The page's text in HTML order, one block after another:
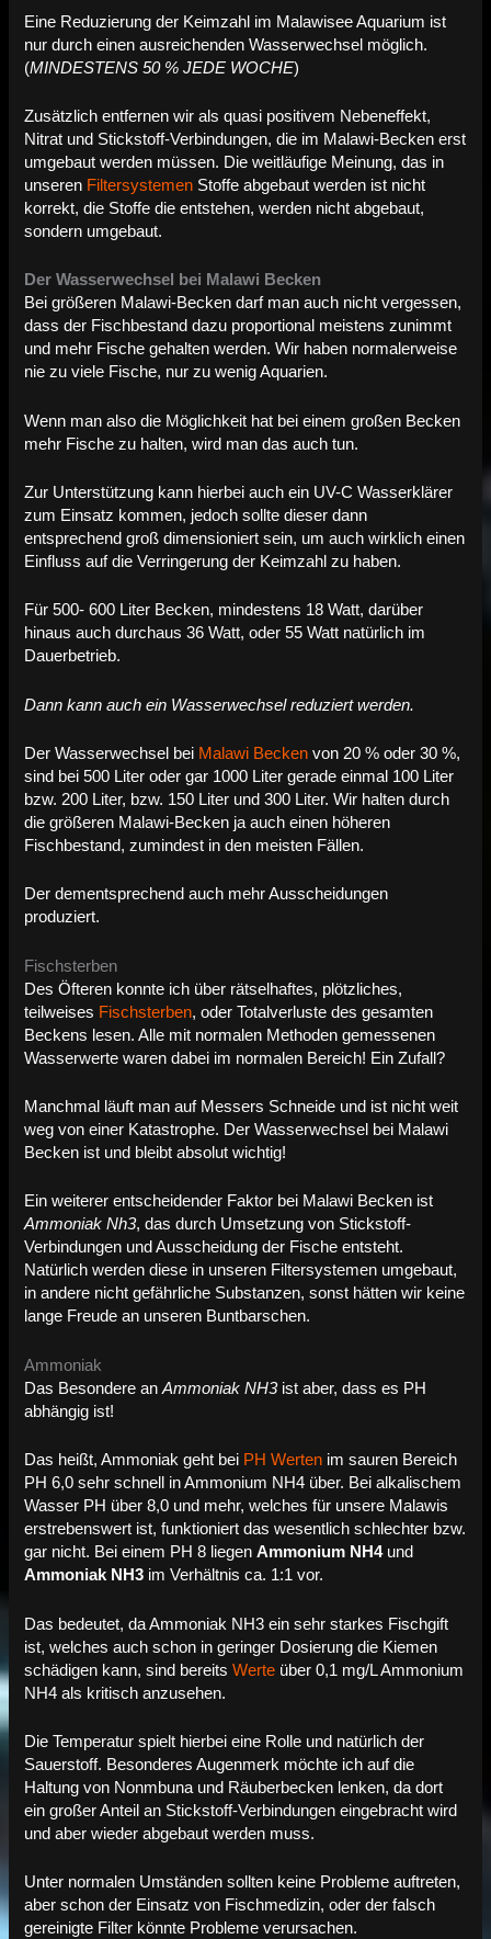
Eine Reduzierung der Keimzahl im Malawisee Aquarium ist
nur durch einen ausreichenden Wasserwechsel möglich.
(MINDESTENS 50 % JEDE WOCHE)
Zusätzlich entfernen wir als quasi positivem Nebeneffekt,
Nitrat und Stickstoff-Verbindungen, die im Malawi-Becken erst
umgebaut werden müssen. Die weitläufige Meinung, das in
unseren Filtersystemen Stoffe abgebaut werden ist nicht
korrekt, die Stoffe die entstehen, werden nicht abgebaut,
sondern umgebaut.
Der Wasserwechsel bei Malawi Becken
Bei größeren Malawi-Becken darf man auch nicht vergessen,
dass der Fischbestand dazu proportional meistens zunimmt
und mehr Fische gehalten werden. Wir haben normalerweise
nie zu viele Fische, nur zu wenig Aquarien.
Wenn man also die Möglichkeit hat bei einem großen Becken
mehr Fische zu halten, wird man das auch tun.
Zur Unterstützung kann hierbei auch ein UV-C Wasserklärer
zum Einsatz kommen, jedoch sollte dieser dann
entsprechend groß dimensioniert sein, um auch wirklich einen
Einfluss auf die Verringerung der Keimzahl zu haben.
Für 500- 600 Liter Becken, mindestens 18 Watt, darüber
hinaus auch durchaus 36 Watt, oder 55 Watt natürlich im
Dauerbetrieb.
Dann kann auch ein Wasserwechsel reduziert werden.
Der Wasserwechsel bei Malawi Becken von 20 % oder 30 %,
sind bei 500 Liter oder gar 1000 Liter gerade einmal 100 Liter
bzw. 200 Liter, bzw. 150 Liter und 300 Liter. Wir halten durch
die größeren Malawi-Becken ja auch einen höheren
Fischbestand, zumindest in den meisten Fällen.
Der dementsprechend auch mehr Ausscheidungen
produziert.
Fischsterben
Des Öfteren konnte ich über rätselhaftes, plötzliches,
teilweises Fischsterben, oder Totalverluste des gesamten
Beckens lesen. Alle mit normalen Methoden gemessenen
Wasserwerte waren dabei im normalen Bereich! Ein Zufall?
Manchmal läuft man auf Messers Schneide und ist nicht weit
weg von einer Katastrophe. Der Wasserwechsel bei Malawi
Becken ist und bleibt absolut wichtig!
Ein weiterer entscheidender Faktor bei Malawi Becken ist
Ammoniak Nh3, das durch Umsetzung von Stickstoff-
Verbindungen und Ausscheidung der Fische entsteht.
Natürlich werden diese in unseren Filtersystemen umgebaut,
in andere nicht gefährliche Substanzen, sonst hätten wir keine
lange Freude an unseren Buntbarschen.
Ammoniak
Das Besondere anAmmoniak NH3ist aber, dass es PH
abhängig ist!
Das heißt, Ammoniak geht bei PH Werten im sauren Bereich
PH 6,0 sehr schnell in Ammonium NH4 über. Bei alkalischem
Wasser PH über 8,0 und mehr, welches für unsere Malawis
erstrebenswert ist, funktioniert das wesentlich schlechter bzw.
gar nicht. Bei einem PH 8 liegenAmmonium NH4und
Ammoniak NH3 im Verhältnis ca. 1:1 vor.
Das bedeutet, da Ammoniak NH3 ein sehr starkes Fischgift
ist, welches auch schon in geringer Dosierung die Kiemen
schädigen kann, sind bereitsWerte über 0,1 mg/L Ammonium
NH4 als kritisch anzusehen.
Die Temperatur spielt hierbei eine Rolle und natürlich der
Sauerstoff. Besonderes Augenmerk möchte ich auf die
Haltung von Nonmbuna und Räuberbecken lenken, da dort
ein großer Anteil an Stickstoff-Verbindungen eingebracht wird
und aber wieder abgebaut werden muss.
Unter normalen Umständen sollten keine Probleme auftreten,
aber schon der Einsatz von Fischmedizin, oder der falsch
gereinigte Filter könnte Probleme verursachen.